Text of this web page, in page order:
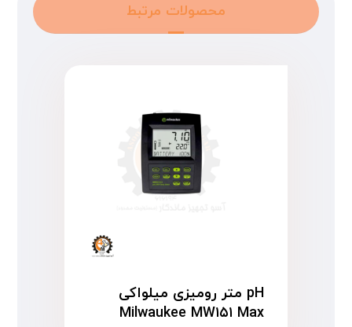
محصولات مرتبط
pH متر رومیزی میلواکی
Milwaukee MW۱۵۱ Max